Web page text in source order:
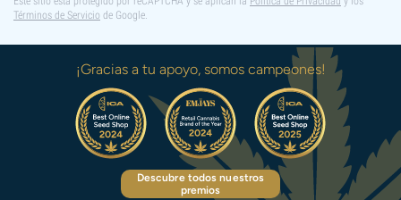
Términos de Servicio de Google.
¡Gracias a tu apoyo, somos campeones!
Descubre todos nuestros
premios